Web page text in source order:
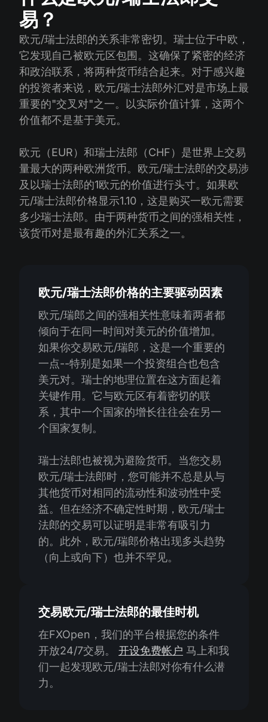
易？
欧元/瑞士法郎的关系非常密切。瑞士位于中欧，
它发现自己被欧元区包围。这确保了紧密的经济
和政治联系，将两种货币结合起来。对于感兴趣
的投资者来说，欧元/瑞士法郎外汇对是市场上最
重要的"交叉对"之一。以实际价值计算，这两个
价值都不是基于美元。
欧元（EUR）和瑞士法郎（CHF）是世界上交易
量最大的两种欧洲货币。欧元/瑞士法郎的交易涉
及以瑞士法郎的1欧元的价值进行头寸。如果欧
元/瑞士法郎价格显示1.10，这是购买一欧元需要
多少瑞士法郎。由于两种货币之间的强相关性，
该货币对是最有趣的外汇关系之一。
欧元/瑞士法郎价格的主要驱动因素
欧元/瑞郎之间的强相关性意味着两者都
倾向于在同一时间对美元的价值增加。
如果你交易欧元/瑞郎，这是一个重要的
一点--特别是如果一个投资组合也包含
美元对。瑞士的地理位置在这方面起着
关键作用。它与欧元区有着密切的联
系，其中一个国家的增长往往会在另一
个国家复制。
瑞士法郎也被视为避险货币。当您交易
欧元/瑞士法郎时，您可能并不总是从与
其他货币对相同的流动性和波动性中受
益。但在经济不确定性时期，欧元/瑞士
法郎的交易可以证明是非常有吸引力
的。此外，欧元/瑞郎价格出现多头趋势
（向上或向下）也并不罕见。
交易欧元/瑞士法郎的最佳时机
在FXOpen，我们的平台根据您的条件
开放24/7交易。 开设免费帐户 马上和我
们一起发现欧元/瑞士法郎对你有什么潜
力。